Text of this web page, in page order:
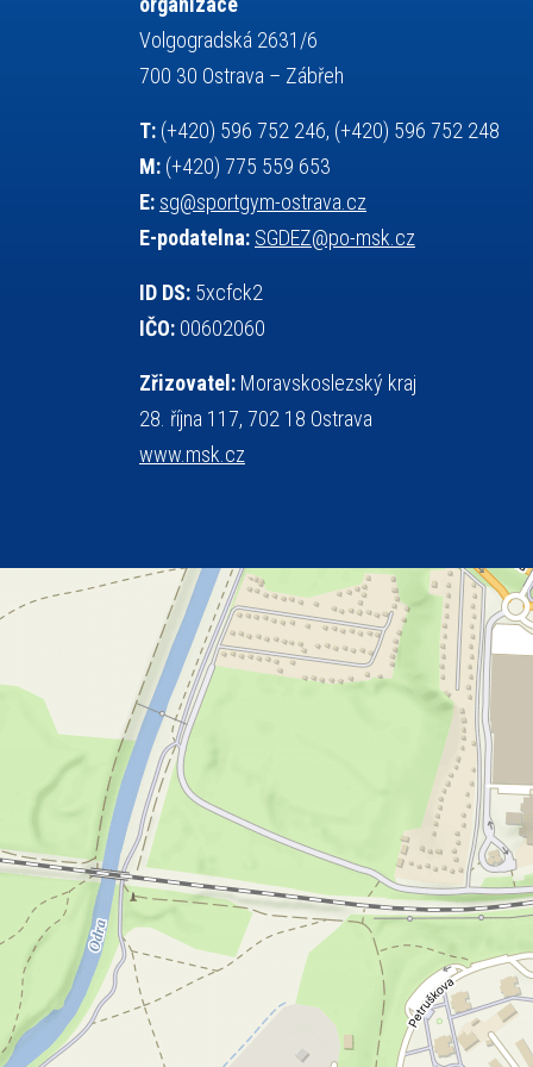
rychlobruslení
snowboarding
sportovní gymnastika sportovní lezení
squash stolní tenis
talentová zkouška
tanec
teorie sportovní přípravy
tělesná výchova
událost
volejbal
vzpírání
zeměpis základy společenských věd
zápas řeckořímský úřední deska
český jazyk
Volgogradská 2631/6
700 30 Ostrava – Zábřeh
T: (+420) 596 752 246, (+420) 596 752 248
M: (+420) 775 559 653
E: sg@sportgym-ostrava.cz
E-podatelna: SGDEZ@po-msk.cz
ID DS: 5xcfck2
IČO: 00602060
Zřizovatel: Moravskoslezský kraj
28. října 117, 702 18 Ostrava
www.msk.cz